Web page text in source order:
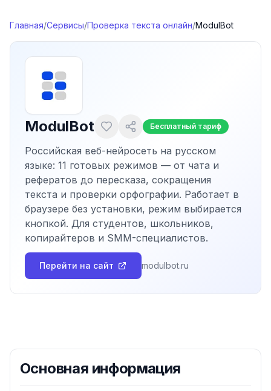
Главная/Сервисы/Проверка текста онлайн/ModulBot
ModulBot Бесплатный тариф
Российская веб-нейросеть на русском
языке: 11 готовых режимов — от чата и
рефератов до пересказа, сокращения
текста и проверки орфографии. Работает в
браузере без установки, режим выбирается
кнопкой. Для студентов, школьников,
копирайтеров и SMM-специалистов.
Перейти на сайт modulbot.ru
Основная информация